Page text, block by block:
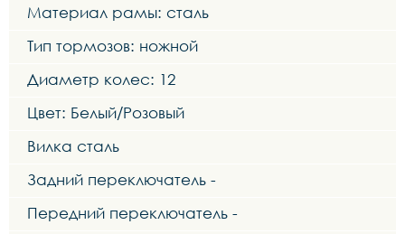
Материал рамы: сталь
Тип тормозов: ножной
Диаметр колес: 12
Цвет: Белый/Розовый
Вилка сталь
Задний переключатель -
Передний переключатель -